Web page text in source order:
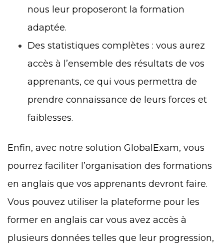
nous leur proposeront la formation
adaptée.
Des statistiques complètes : vous aurez
accès à l’ensemble des résultats de vos
apprenants, ce qui vous permettra de
prendre connaissance de leurs forces et
faiblesses.
Enfin, avec notre solution GlobalExam, vous
pourrez faciliter l’organisation des formations
en anglais que vos apprenants devront faire.
Vous pouvez utiliser la plateforme pour les
former en anglais car vous avez accès à
plusieurs données telles que leur progression,